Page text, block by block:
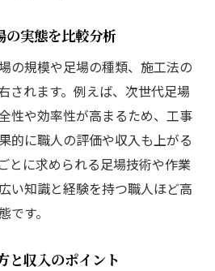
の実態を比較分析
の規模や足場の種類、施工法の
されます。例えば、次世代足場
性や効率性が高まるため、工事
的に職人の評価や収入も上がる
とに求められる足場技術や作業
い知識と経験を持つ職人ほど高
す。
と収入のポイント